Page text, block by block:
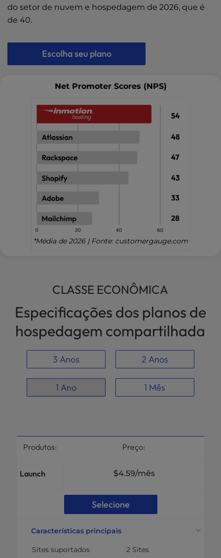
do setor de nuvem e hospedagem de 2026, que é
de 40.
Escolha seu plano
Net Promoter Scores (NPS)
*Média de 2026 | Fonte: customergauge.com
CLASSE ECONÔMICA
Especificações dos planos de
hospedagem compartilhada
3 Anos 2 Anos
1 Ano 1 Mês
Produtos: Preço:
Launch $4.59/mês
Selecione
Características principais
Sites suportados
2 Sites